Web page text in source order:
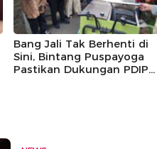
Bang Jali Tak Berhenti di
Sini, Bintang Puspayoga
Pastikan Dukungan PDIP